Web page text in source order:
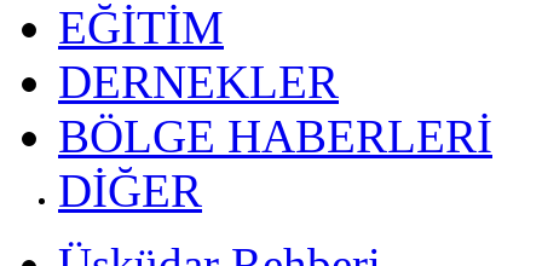
EĞİTİM
DERNEKLER
BÖLGE HABERLERİ
DİĞER